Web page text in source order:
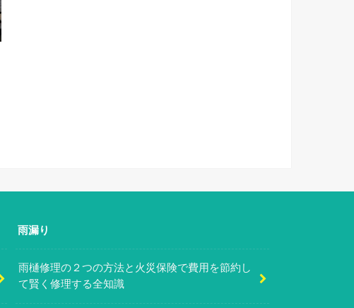
雨漏り
雨樋修理の２つの方法と火災保険で費用を節約し
て賢く修理する全知識